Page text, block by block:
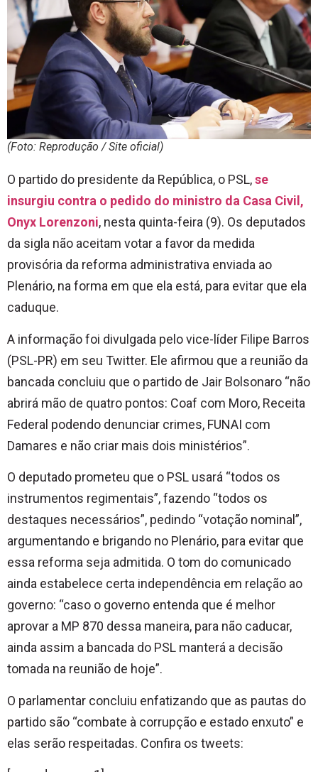
(Foto: Reprodução / Site oficial)
O partido do presidente da República, o PSL,se
insurgiu contra o pedido do ministro da Casa Civil,
Onyx Lorenzoni, nesta quinta-feira (9). Os deputados
da sigla não aceitam votar a favor da medida
provisória da reforma administrativa enviada ao
Plenário, na forma em que ela está, para evitar que ela
caduque.
A informação foi divulgada pelo vice-líder Filipe Barros
(PSL-PR) em seu Twitter. Ele afirmou que a reunião da
bancada concluiu que o partido de Jair Bolsonaro “não
abrirá mão de quatro pontos: Coaf com Moro, Receita
Federal podendo denunciar crimes, FUNAI com
Damares e não criar mais dois ministérios”.
O deputado prometeu que o PSL usará “todos os
instrumentos regimentais”, fazendo “todos os
destaques necessários”, pedindo “votação nominal”,
argumentando e brigando no Plenário, para evitar que
essa reforma seja admitida. O tom do comunicado
ainda estabelece certa independência em relação ao
governo: “caso o governo entenda que é melhor
aprovar a MP 870 dessa maneira, para não caducar,
ainda assim a bancada do PSL manterá a decisão
tomada na reunião de hoje”.
O parlamentar concluiu enfatizando que as pautas do
partido são “combate à corrupção e estado enxuto” e
elas serão respeitadas. Confira os tweets: